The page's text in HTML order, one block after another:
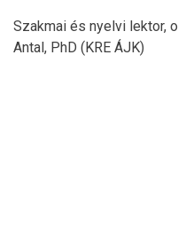
Szakmai és nyelvi lektor,
Antal, PhD (KRE ÁJK)